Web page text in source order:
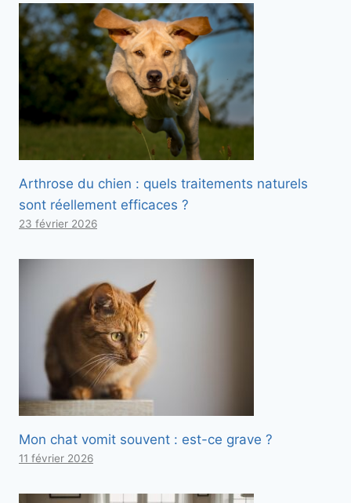
Arthrose du chien : quels traitements naturels
sont réellement efficaces ?
23 février 2026
Mon chat vomit souvent : est-ce grave ?
11 février 2026